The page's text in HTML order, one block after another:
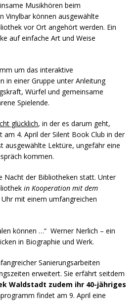
Musikhören beim
Vinylbar können ausgewählte
vor Ort angehört werden. Ein
auf einfache Art und Weise
um das interaktive
in einer Gruppe unter Anleitung
Würfel und gemeinsame
Spielende.
glücklich, in der es darum geht,
4. April der Silent Book Club in der
ausgewählte Lektüre, ungefähr eine
kommen.
Nacht der Bibliotheken statt. Unter
in Kooperation mit dem
mit einem umfangreichen
können …“ Werner Nerlich – ein
in Biographie und Werk.
Sanierungsarbeiten
erweitert. Sie erfährt seitdem
Waldstadt zudem ihr 40-jähriges
findet am 9. April eine